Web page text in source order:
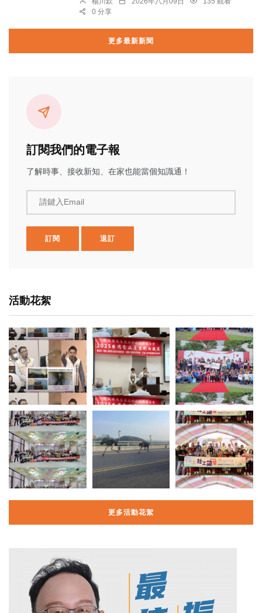
0 分享
更多最新新聞
訂閱我們的電子報
了解時事、接收新知、在家也能當個知識通！
請鍵入Email
訂閱 退訂
活動花絮
更多活動花絮